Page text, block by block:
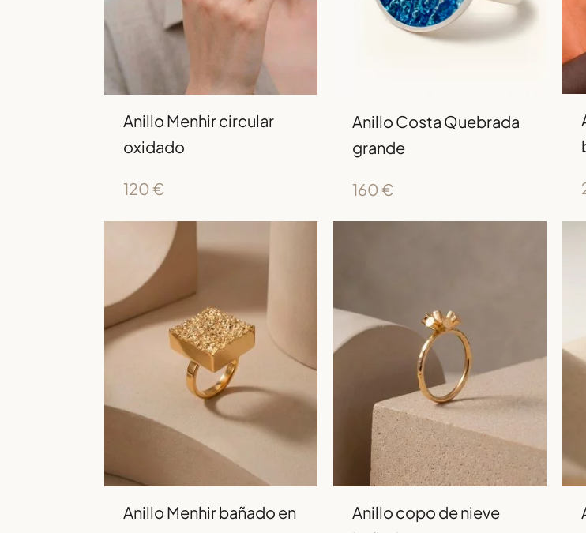
Anillo Menhir circular
oxidado
120 €
Anillo Costa Quebrada
grande
160 €
Anillo Menhir bañado en
Anillo copo de nieve